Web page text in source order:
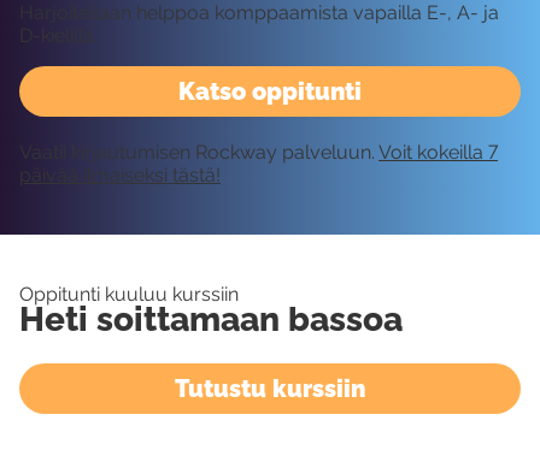
Katso oppitunti
Harjoitellaan helppoa komppaamista vapailla E-, A- ja
D-kielillä.
Vaatii kirjautumisen Rockway palveluun. Voit kokeilla 7
päivää ilmaiseksi tästä!
Oppitunti kuuluu kurssiin
Heti soittamaan bassoa
Tutustu kurssiin